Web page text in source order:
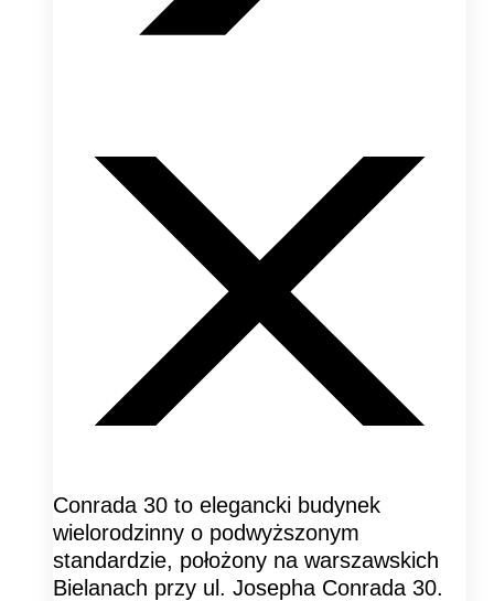
Conrada 30 to elegancki budynek
wielorodzinny o podwyższonym
standardzie, położony na warszawskich
Bielanach przy ul. Josepha Conrada 30.